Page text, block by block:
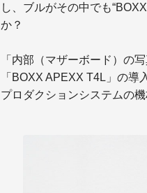
し、ブルがその中でも
か？
「内部（マザーボード）の
「BOXX APEXX T4L」の
プロダクションシステムの